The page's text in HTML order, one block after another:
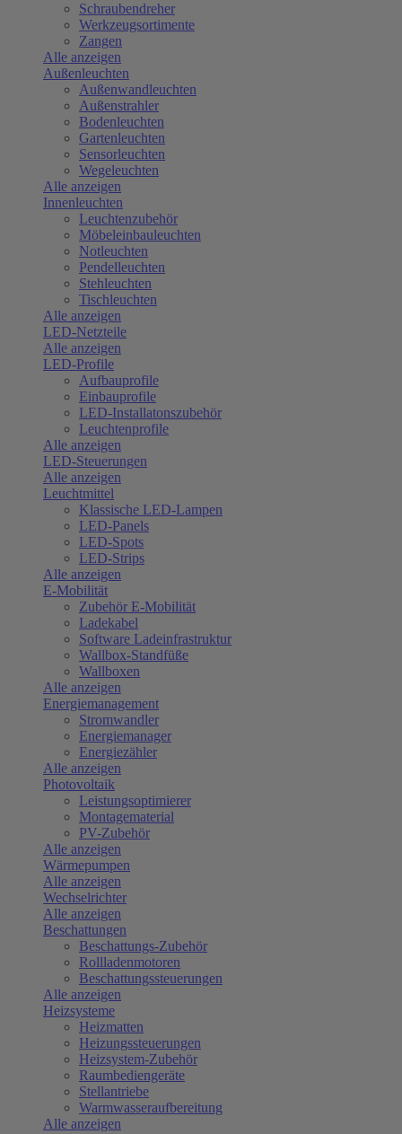
Schraubendreher
Werkzeugsortimente
Zangen
Alle anzeigen
Außenleuchten
Außenwandleuchten
Außenstrahler
Bodenleuchten
Gartenleuchten
Sensorleuchten
Wegeleuchten
Alle anzeigen
Innenleuchten
Leuchtenzubehör
Möbeleinbauleuchten
Notleuchten
Pendelleuchten
Stehleuchten
Tischleuchten
Alle anzeigen
LED-Netzteile
Alle anzeigen
LED-Profile
Aufbauprofile
Einbauprofile
LED-Installatonszubehör
Leuchtenprofile
Alle anzeigen
LED-Steuerungen
Alle anzeigen
Leuchtmittel
Klassische LED-Lampen
LED-Panels
LED-Spots
LED-Strips
Alle anzeigen
E-Mobilität
Zubehör E-Mobilität
Ladekabel
Software Ladeinfrastruktur
Wallbox-Standfüße
Wallboxen
Alle anzeigen
Energiemanagement
Stromwandler
Energiemanager
Energiezähler
Alle anzeigen
Photovoltaik
Leistungsoptimierer
Montagematerial
PV-Zubehör
Alle anzeigen
Wärmepumpen
Alle anzeigen
Wechselrichter
Alle anzeigen
Beschattungen
Beschattungs-Zubehör
Rollladenmotoren
Beschattungssteuerungen
Alle anzeigen
Heizsysteme
Heizmatten
Heizungssteuerungen
Heizsystem-Zubehör
Raumbediengeräte
Stellantriebe
Warmwasseraufbereitung
Alle anzeigen